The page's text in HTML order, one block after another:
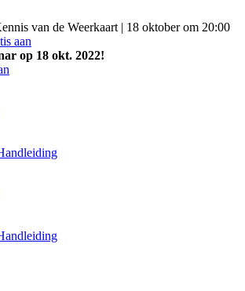
van de Weerkaart | 18 oktober om 20:00
aan
op 18 okt. 2022!